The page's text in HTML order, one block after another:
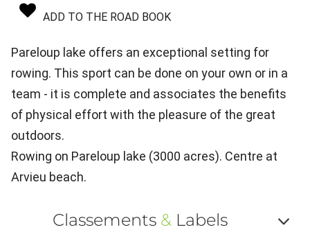
ADD TO THE ROAD BOOK
Pareloup lake offers an exceptional setting for
rowing. This sport can be done on your own or in a
team - it is complete and associates the benefits
of physical effort with the pleasure of the great
outdoors.
Rowing on Pareloup lake (3000 acres). Centre at
Arvieu beach.
Classements &Labels